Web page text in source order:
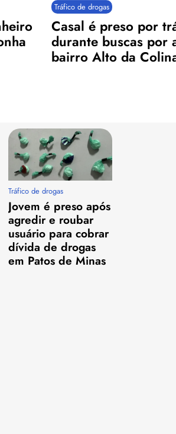
Tráfico de drogas
Casal é preso por
durante buscas por
bairro Alto da
Tráfico de drogas
Jovem é preso após
agredir e roubar
usuário para cobrar
dívida de drogas
em Patos de Minas